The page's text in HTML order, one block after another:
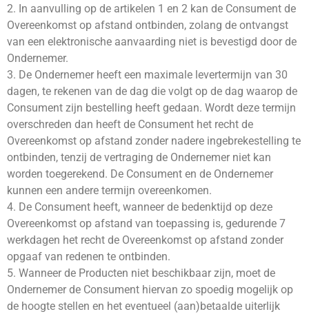
2. In aanvulling op de artikelen 1 en 2 kan de Consument de
Overeenkomst op afstand ontbinden, zolang de ontvangst
van een elektronische aanvaarding niet is bevestigd door de
Ondernemer.
3. De Ondernemer heeft een maximale levertermijn van 30
dagen, te rekenen van de dag die volgt op de dag waarop de
Consument zijn bestelling heeft gedaan. Wordt deze termijn
overschreden dan heeft de Consument het recht de
Overeenkomst op afstand zonder nadere ingebrekestelling te
ontbinden, tenzij de vertraging de Ondernemer niet kan
worden toegerekend. De Consument en de Ondernemer
kunnen een andere termijn overeenkomen.
4. De Consument heeft, wanneer de bedenktijd op deze
Overeenkomst op afstand van toepassing is, gedurende 7
werkdagen het recht de Overeenkomst op afstand zonder
opgaaf van redenen te ontbinden.
5. Wanneer de Producten niet beschikbaar zijn, moet de
Ondernemer de Consument hiervan zo spoedig mogelijk op
de hoogte stellen en het eventueel (aan)betaalde uiterlijk